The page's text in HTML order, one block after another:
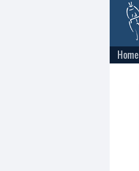
Home